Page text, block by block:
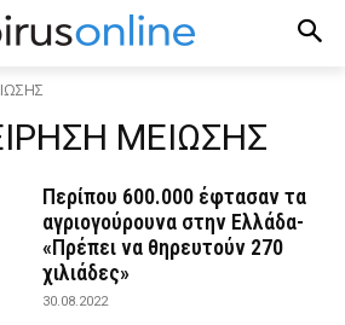
ΜΕΙΩΣΗΣ
Περίπου 600.000 έφτασαν τα
αγριογούρουνα στην Ελλάδα-
«Πρέπει να θηρευτούν 270
χιλιάδες»
30.08.2022